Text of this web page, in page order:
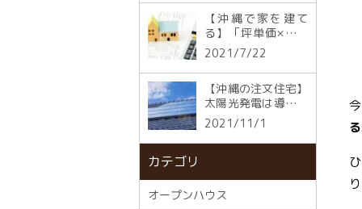
る
【沖縄で家を建て
る】「坪単価×延床
面積」が総コストは
嘘？
2021/7/22
【沖縄の注文住宅】
太陽光発電は導入す
る？給湯システムの
選び方
2021/11/1
カテゴリ
オープンハウス